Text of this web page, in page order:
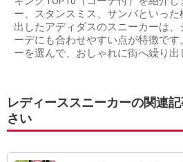
ー、スタンスミス、サンバといっ
出したアディダスのスニーカーは
ーデにも合わせやすい点が特徴で
ーを選んで、おしゃれに街へ繰り出
レディーススニーカーの関連
さい